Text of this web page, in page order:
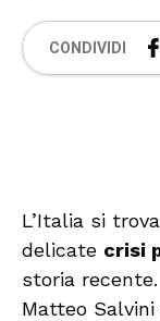
CONDIVIDI
L’Italia si
delicate crisi
storia
Matteo